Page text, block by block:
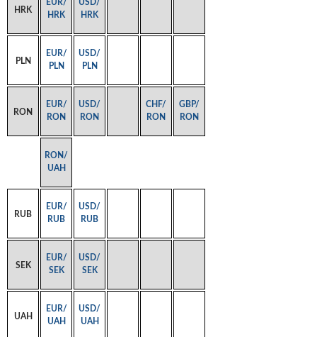
HRK
EUR/
HRK
USD/
HRK
PLN
EUR/
PLN
USD/
PLN
RON
EUR/
RON
USD/
RON
CHF/
RON
GBP/
RON
RON/
UAH
RUB
EUR/
RUB
USD/
RUB
SEK
EUR/
SEK
USD/
SEK
UAH
EUR/
UAH
USD/
UAH